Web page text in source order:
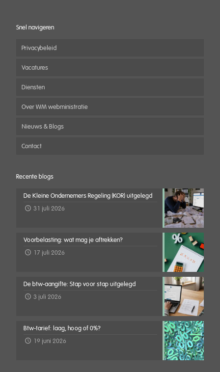
Snel navigeren
Privacybeleid
Vacatures
Diensten
Over WM webministratie
Nieuws & Blogs
Contact
Recente blogs
De Kleine Ondernemers Regeling (KOR) uitgelegd
31 juli 2026
Voorbelasting: wat mag je aftrekken?
17 juli 2026
De btw-aangifte: Stap voor stap uitgelegd
3 juli 2026
Btw-tarief: laag, hoog of 0%?
19 juni 2026